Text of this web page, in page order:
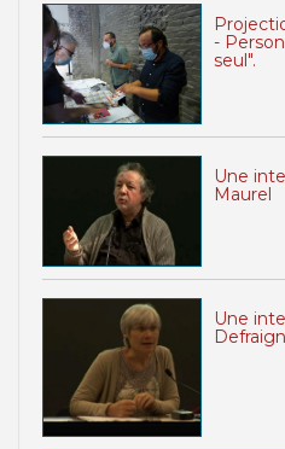
-
seul".
Une
Maurel
Une